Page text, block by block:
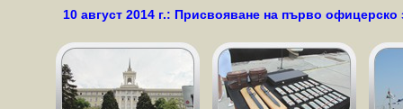
10 август 2014 г.: Присвояване на първо